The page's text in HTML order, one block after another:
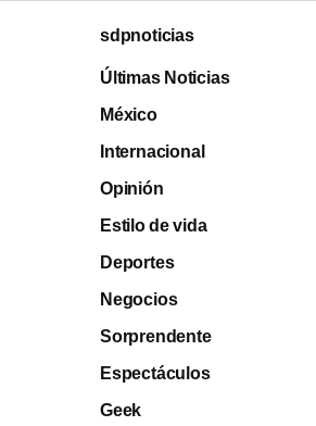
sdpnoticias
Últimas Noticias
México
Internacional
Opinión
Estilo de vida
Deportes
Negocios
Sorprendente
Espectáculos
Geek